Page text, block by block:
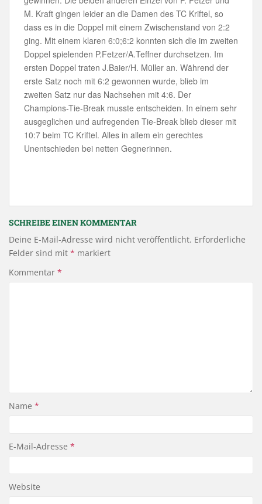
M. Kraft gingen leider an die Damen des TC Kriftel, so
dass es in die Doppel mit einem Zwischenstand von 2:2
ging. Mit einem klaren 6:0;6:2 konnten sich die im zweiten
Doppel spielenden P.Fetzer/A.Teffner durchsetzen. Im
ersten Doppel traten J.Baier/H. Müller an. Während der
erste Satz noch mit 6:2 gewonnen wurde, blieb im
zweiten Satz nur das Nachsehen mit 4:6. Der
Champions-Tie-Break musste entscheiden. In einem sehr
ausgeglichen und aufregenden Tie-Break blieb dieser mit
10:7 beim TC Kriftel. Alles in allem ein gerechtes
Unentschieden bei netten Gegnerinnen.
SCHREIBE EINEN KOMMENTAR
Deine E-Mail-Adresse wird nicht veröffentlicht. Erforderliche
Felder sind mit * markiert
Kommentar *
Name *
E-Mail-Adresse *
Website